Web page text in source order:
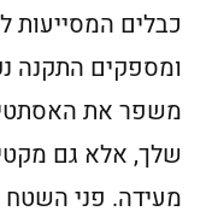
כבלים המסייעות
ומספקים התקנה
משפר את
שלך, אלא גם
מעידה. פני